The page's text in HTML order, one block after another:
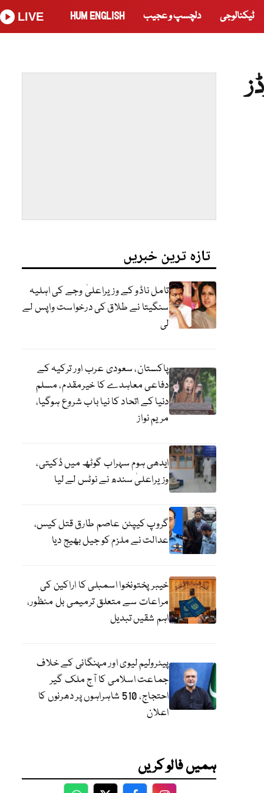
ٹیکنالوجی دلچسپ و عجیب HUM ENGLISH
LIVE
تازہ ترین خبریں
تامل ناڈو کے وزیراعلیٰ وجے کی اہلیہ
سنگیتا نے طلاق کی درخواست واپس لے
لی
پاکستان، سعودی عرب اور ترکیہ کے
دفاعی معاہدے کا خیرمقدم، مسلم
دنیا کے اتحاد کا نیا باب شروع ہوگیا،
مریم نواز
ایدھی ہوم سہراب گوٹھ میں ڈکیتی،
وزیراعلیٰ سندھ نے نوٹس لے لیا
گروپ کیپٹن عاصم طارق قتل کیس،
عدالت نے ملزم کو جیل بھیج دیا
خیبرپختونخوا اسمبلی کا اراکین کی
مراعات سے متعلق ترمیمی بل منظور،
اہم شقیں تبدیل
پیٹرولیم لیوی اور مہنگائی کے خلاف
جماعت اسلامی کا آج ملک گیر
احتجاج، 510 شاہراہوں پر دھرنوں کا
اعلان
ہمیں فالو کریں